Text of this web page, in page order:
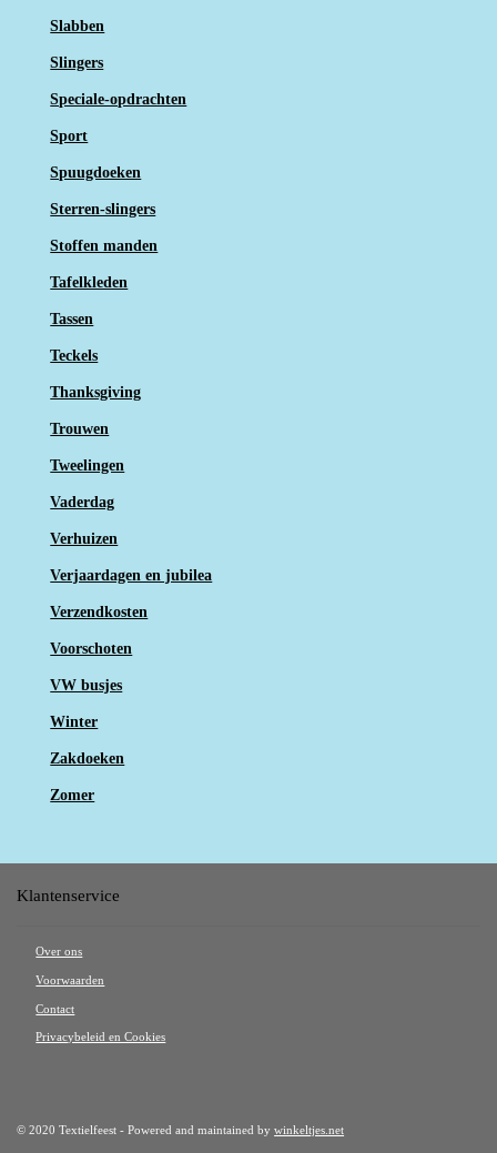
Slabben
Slingers
Speciale-opdrachten
Sport
Spuugdoeken
Sterren-slingers
Stoffen manden
Tafelkleden
Tassen
Teckels
Thanksgiving
Trouwen
Tweelingen
Vaderdag
Verhuizen
Verjaardagen en jubilea
Verzendkosten
Voorschoten
VW busjes
Winter
Zakdoeken
Zomer
Klantenservice
Over ons
Voorwaarden
Contact
Privacybeleid en Cookies
© 2020 Textielfeest - Powered and maintained bywinkeltjes.net